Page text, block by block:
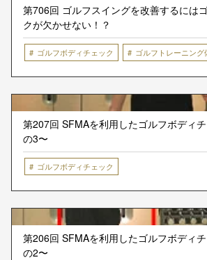
第706回 ゴルフスイングを改善するには
クが欠かせない！？
ゴルフボディチェック ゴルフトレーニング
第207回 SFMAを利用したゴルフボディ
の3〜
ゴルフボディチェック
第206回 SFMAを利用したゴルフボディ
の2〜